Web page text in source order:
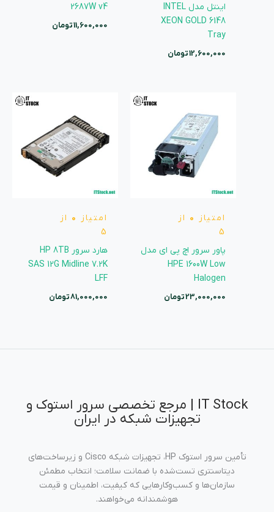
اینتل مدل INTEL
XEON GOLD 6148
Tray
12,600,000تومان
2687W v4
11,600,000تومان
امتیاز 0 از
5
پاور سرور اچ پی ای مدل
HPE 1600W Low
Halogen
23,000,000تومان
امتیاز 0 از
5
هارد سرور HP 8TB
SAS 12G Midline 7.2K
LFF
81,000,000تومان
IT Stock | مرجع تخصصی سرور استوک و
تجهیزات شبکه در ایران
تأمین سرور استوک HP، تجهیزات شبکه Cisco و زیرساخت‌های
دیتاسنتری تست‌شده با ضمانت سلامت؛ انتخاب مطمئن
سازمان‌ها و کسب‌وکارهایی که کیفیت، اطمینان و قیمت
هوشمندانه می‌خواهند.